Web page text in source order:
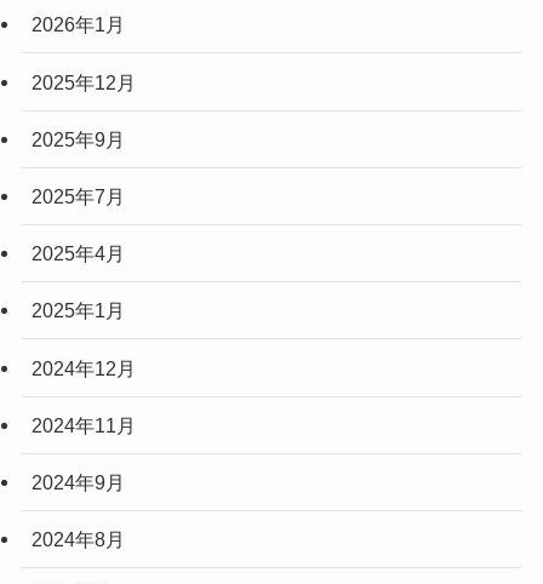
2026年1月
2025年12月
2025年9月
2025年7月
2025年4月
2025年1月
2024年12月
2024年11月
2024年9月
2024年8月